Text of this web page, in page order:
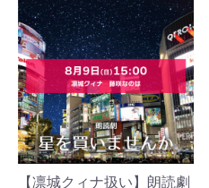
【凛城クィナ扱い】朗読劇